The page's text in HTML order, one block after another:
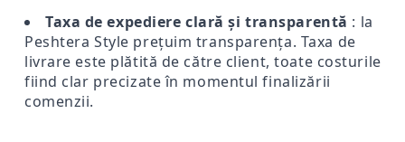
Taxa de expediere clară și transparentă : la
Peshtera Style prețuim transparența. Taxa de
livrare este plătită de către client, toate costurile
fiind clar precizate în momentul finalizării
comenzii.